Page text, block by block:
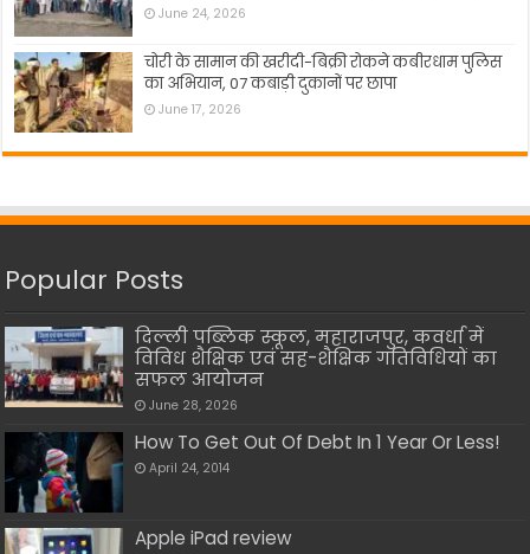
June 24, 2026
चोरी के सामान की खरीदी-बिक्री रोकने कबीरधाम पुलिस
का अभियान, 07 कबाड़ी दुकानों पर छापा
June 17, 2026
Popular Posts
दिल्ली पब्लिक स्कूल, महाराजपुर, कवर्धा में
विविध शैक्षिक एवं सह-शैक्षिक गतिविधियों का
सफल आयोजन
June 28, 2026
How To Get Out Of Debt In 1 Year Or Less!
April 24, 2014
Apple iPad review